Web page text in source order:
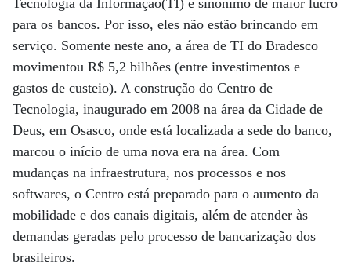
Tecnologia da Informação(TI) é sinônimo de maior lucro
para os bancos. Por isso, eles não estão brincando em
serviço. Somente neste ano, a área de TI do Bradesco
movimentou R$ 5,2 bilhões (entre investimentos e
gastos de custeio). A construção do Centro de
Tecnologia, inaugurado em 2008 na área da Cidade de
Deus, em Osasco, onde está localizada a sede do banco,
marcou o início de uma nova era na área. Com
mudanças na infraestrutura, nos processos e nos
softwares, o Centro está preparado para o aumento da
mobilidade e dos canais digitais, além de atender às
demandas geradas pelo processo de bancarização dos
brasileiros.